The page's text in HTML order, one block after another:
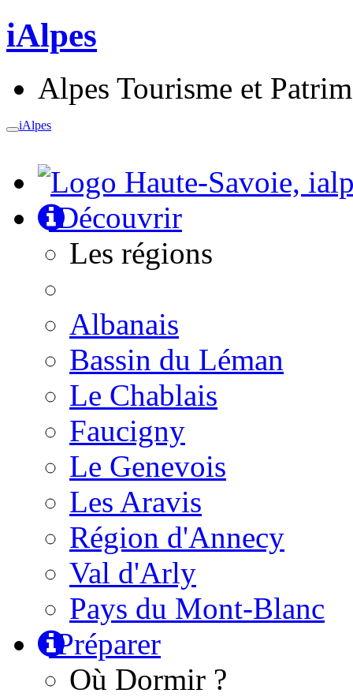
iAlpes
Alpes Tourisme et
Toggle
iAlpes
Découvrir
Les régions
Albanais
Bassin du Léman
Le Chablais
Faucigny
Le Genevois
Les Aravis
Région d'Annecy
Val d'Arly
Pays du Mont-Blanc
Préparer
Où Dormir ?